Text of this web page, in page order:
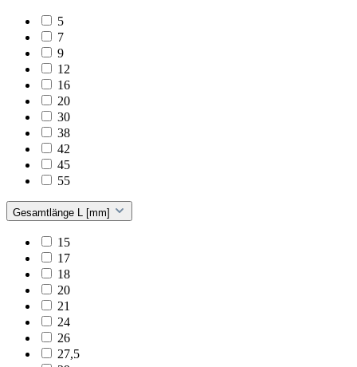
5
7
9
12
16
20
30
38
42
45
55
Gesamtlänge L [mm]
15
17
18
20
21
24
26
27,5